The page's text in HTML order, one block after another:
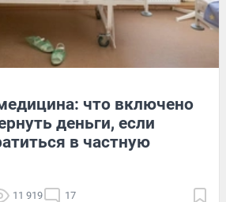
что включено
деньги, если
в частную
11 919 17